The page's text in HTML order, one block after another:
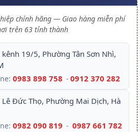
chính hãng — Giao hàng miễn phí
trên 63 tỉnh thành
kênh 19/5, Phường Tân Sơn Nhì,
0983 898 758 - 0912 370 282
Lê Đức Thọ, Phường Mai Dịch, Hà
0982 090 819 - 0987 661 782